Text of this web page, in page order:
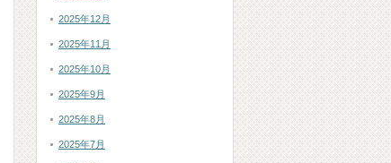
2025年12月
2025年11月
2025年10月
2025年9月
2025年8月
2025年7月